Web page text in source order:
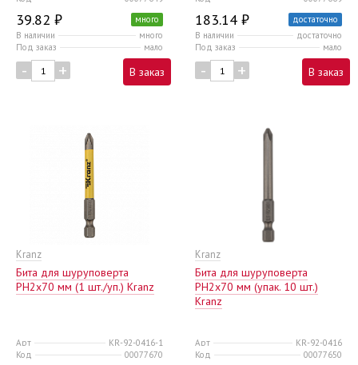
39.82 ₽
много
В наличии
много
Под заказ
мало
- + В заказ
183.14 ₽
достаточно
В наличии
достаточно
Под заказ
мало
- + В заказ
Kranz
Бита для шуруповерта
PH2х70 мм (1 шт./уп.) Kranz
Арт
KR-92-0416-1
Код
00077670
Kranz
Бита для шуруповерта
PH2х70 мм (упак. 10 шт.)
Kranz
Арт
KR-92-0416
Код
00077650